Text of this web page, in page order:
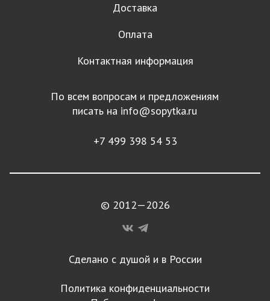
Доставка
Оплата
Контактная информация
По всем вопросам и предложениям
писать на info@sopytka.ru
+7 499 398 54 53
© 2012—2026
Сделано с душой и в России
Политика конфиденциальности